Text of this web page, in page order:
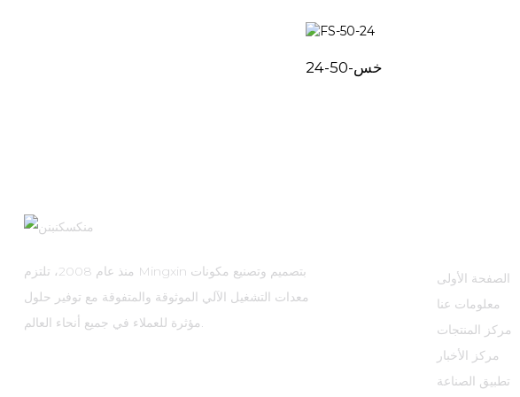
خس-50-24
منذ عام 2008، تلتزم Mingxin بتصميم وتصنيع مكونات
معدات التشغيل الآلي الموثوقة والمتفوقة مع توفير حلول
مؤثرة للعملاء في جميع أنحاء العالم.
الصفحة الأولى
معلومات عنا
مركز المنتجات
مركز الأخبار
تطبيق الصناعة